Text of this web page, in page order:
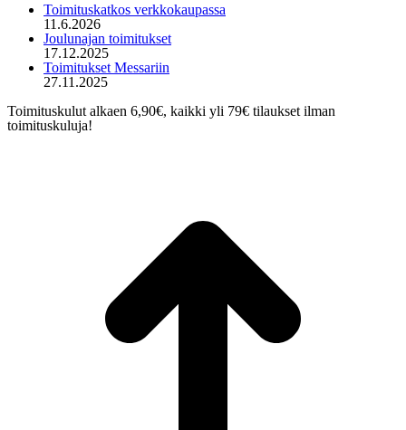
opens
new
window
Toimituskatkos verkkokaupassa
11.6.2026
Joulunajan toimitukset
17.12.2025
Toimitukset Messariin
27.11.2025
Toimituskulut alkaen 6,90€, kaikki yli 79€ tilaukset ilman
toimituskuluja!